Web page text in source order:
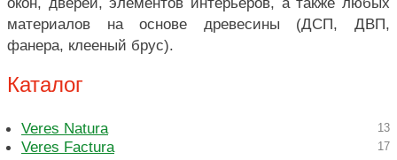
материалов на основе древесины (ДСП, ДВП,
фанера, клееный брус).
Каталог
Veres Natura 13
Veres Factura 17